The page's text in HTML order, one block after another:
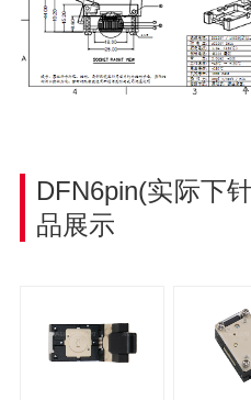
DFN6pin(实际下
品展示